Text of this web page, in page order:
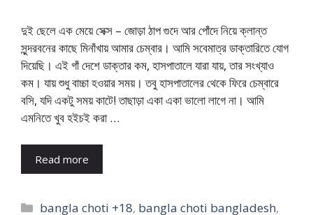
দুই ছেলে এক মেয়ে সেক্স – জোড়া ঠাপ গুদে আর পোঁদে নিয়ে ক্লান্ত
সুন্দরবনের কাছে মিনাঁখায় আমার চেম্বার। আমি সবেমাত্র ডাক্তারিতে যোগ
দিয়েছি। এই গাঁ দেশে ডাক্তার কম, হাসপাতালে যারা যায়, তার সংখ্যাও
কম। যায় শুধু বাচ্চা হওয়ার সময়। তবু হাসপাতালের থেকে ফিরে চেম্বারে
বসি, যদি একটু সময় কাটে! তাছাড়া একা একা ভালো লাগে না। আমি
এমনিতে খুব হইচই করা …
Read more
Categories
bangla choti +18, bangla choti bangladesh,